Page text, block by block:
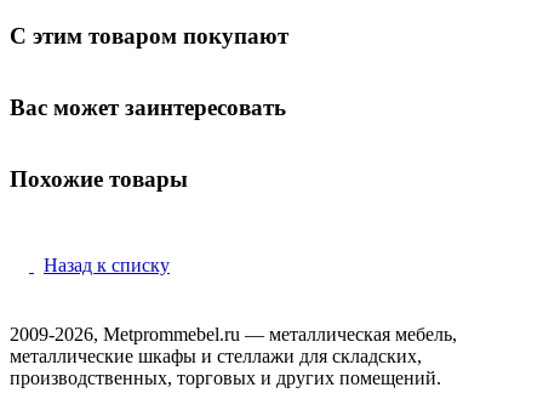
С этим товаром покупают
Вас может заинтересовать
Похожие товары
Назад к списку
2009-2026, Metprommebel.ru — металлическая мебель,
металлические шкафы и стеллажи для складских,
производственных, торговых и других помещений.